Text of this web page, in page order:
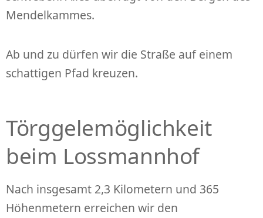
Mendelkammes.
Ab und zu dürfen wir die Straße auf einem
schattigen Pfad kreuzen.
Törggelemöglichkeit
beim Lossmannhof
Nach insgesamt 2,3 Kilometern und 365
Höhenmetern erreichen wir den